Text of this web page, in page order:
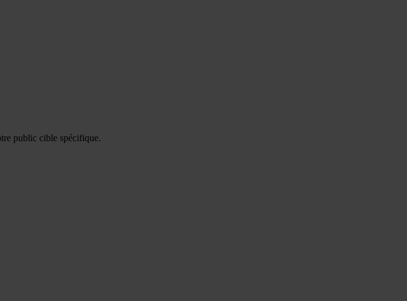
public cible spécifique.